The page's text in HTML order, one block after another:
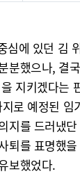
심에 있던 김
분했으나, 결
지키겠다는
로 예정된 임
지를 드러냈
퇴를 표명했
보했었다.